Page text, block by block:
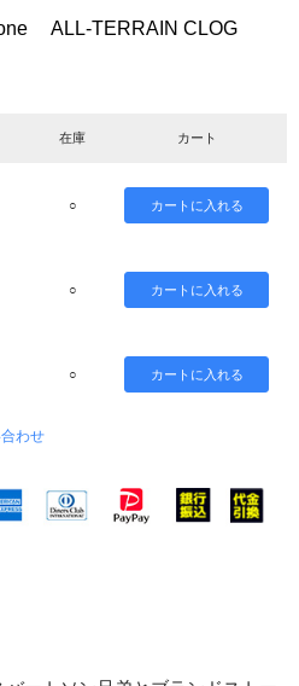
ALL-TERRAIN CLOG
在庫 カート
○
○
○
わせ